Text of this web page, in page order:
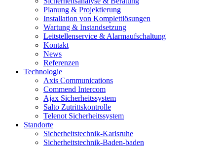
Planung & Projektierung​
Installation von Komplettlösungen
Wartung & Instandsetzung
Leitstellenservice & Alarmaufschaltung
Kontakt
News
Referenzen
Technologie
Axis Communications
Commend Intercom
Ajax Sicherheitssystem​
Salto Zutrittskontrolle
Telenot Sicherheitssystem
Standorte
Sicherheitstechnik-Karlsruhe
Sicherheitstechnik-Baden-baden